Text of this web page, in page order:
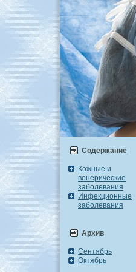
Содержание
Кожные и
венерические
заболевания
Инфекционные
заболевания
Архив
Сентябрь
Октябрь